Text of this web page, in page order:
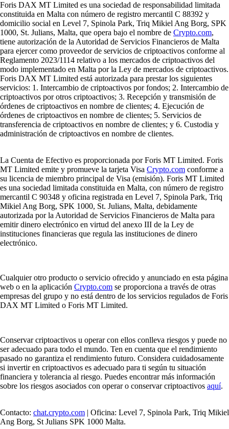
Foris DAX MT Limited es una sociedad de responsabilidad limitada
constituida en Malta con número de registro mercantil C 88392 y
domicilio social en Level 7, Spinola Park, Triq Mikiel Ang Borg, SPK
1000, St. Julians, Malta, que opera bajo el nombre de Crypto.com,
tiene autorización de la Autoridad de Servicios Financieros de Malta
para ejercer como proveedor de servicios de criptoactivos conforme al
Reglamento 2023/1114 relativo a los mercados de criptoactivos del
modo implementado en Malta por la Ley de mercados de criptoactivos.
Foris DAX MT Limited está autorizada para prestar los siguientes
servicios: 1. Intercambio de criptoactivos por fondos; 2. Intercambio de
criptoactivos por otros criptoactivos; 3. Recepción y transmisión de
órdenes de criptoactivos en nombre de clientes; 4. Ejecución de
órdenes de criptoactivos en nombre de clientes; 5. Servicios de
transferencia de criptoactivos en nombre de clientes; y 6. Custodia y
administración de criptoactivos en nombre de clientes.
La Cuenta de Efectivo es proporcionada por Foris MT Limited. Foris
MT Limited emite y promueve la tarjeta Visa Crypto.com conforme a
su licencia de miembro principal de Visa (emisión). Foris MT Limited
es una sociedad limitada constituida en Malta, con número de registro
mercantil C 90348 y oficina registrada en Level 7, Spinola Park, Triq
Mikiel Ang Borg, SPK 1000, St. Julians, Malta, debidamente
autorizada por la Autoridad de Servicios Financieros de Malta para
emitir dinero electrónico en virtud del anexo III de la Ley de
instituciones financieras que regula las instituciones de dinero
electrónico.
Cualquier otro producto o servicio ofrecido y anunciado en esta página
web o en la aplicación Crypto.com se proporciona a través de otras
empresas del grupo y no está dentro de los servicios regulados de Foris
DAX MT Limited o Foris MT Limited.
Conservar criptoactivos u operar con ellos conlleva riesgos y puede no
ser adecuado para todo el mundo. Ten en cuenta que el rendimiento
pasado no garantiza el rendimiento futuro. Considera cuidadosamente
si invertir en criptoactivos es adecuado para ti según tu situación
financiera y tolerancia al riesgo. Puedes encontrar más información
sobre los riesgos asociados con operar o conservar criptoactivos aquí.
Contacto: chat.crypto.com | Oficina: Level 7, Spinola Park, Triq Mikiel
Ang Borg, St Julians SPK 1000 Malta.